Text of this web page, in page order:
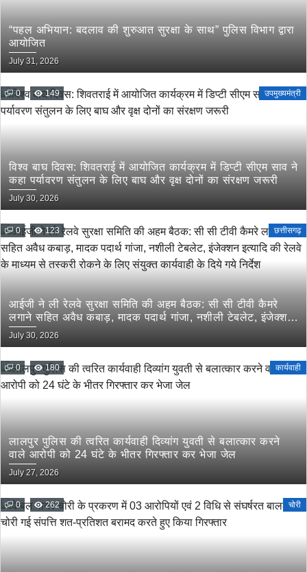
“पहल अभियान: बदलाव की शुरुआत सुरक्षा के साथ” पुलिस विभाग द्वारा
आयोजित
July 31, 2026
0 149 उपमुख्यमंत्री
विश्व बाघ दिवस: शिवतराई में आयोजित कार्यक्रम में डिप्टी सीएम साव ने
कहा पर्यावरण संतुलन के लिए बाघ और वृक्ष दोनों का संरक्षण जरूरी
July 30, 2026
0 123 छत्तीसगढ़
आईजी ने ली रेलवे सुरक्षा समिति की अहम बैठक: सी सी टीवी कैमरे
लगाने सहित अवैध कबाड़, मादक पदार्थ गांजा, नशीली टेबलेट, इंजेक्शन
इत्यादि की रेलवे के माध्यम से तस्करी रोकने के लिए संयुक्त कार्यवाही
के दिये गये निर्देश
July 30, 2026
0 180 कार्यवाही
लालपुर पुलिस की त्वरित कार्यवाही दिव्यांग युवती से बलात्कार करने
वाले आरोपी को 24 घंटे के भीतर गिरफ्तार कर भेजा जेल
July 27, 2026
0 262 चोरी